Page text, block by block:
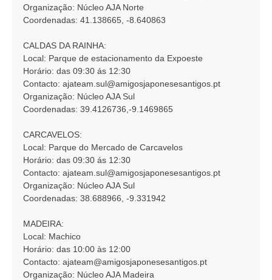
Organização: Núcleo AJA Norte
Coordenadas: 41.138665, -8.640863
CALDAS DA RAINHA:
Local: Parque de estacionamento da Expoeste
Horário: das 09:30 ás 12:30
Contacto: ajateam.sul@amigosjaponesesantigos.pt
Organização: Núcleo AJA Sul
Coordenadas: 39.4126736,-9.1469865
CARCAVELOS:
Local: Parque do Mercado de Carcavelos
Horário: das 09:30 ás 12:30
Contacto: ajateam.sul@amigosjaponesesantigos.pt
Organização: Núcleo AJA Sul
Coordenadas: 38.688966, -9.331942
MADEIRA:
Local: Machico
Horário: das 10:00 às 12:00
Contacto: ajateam@amigosjaponesesantigos.pt
Organização: Núcleo AJA Madeira